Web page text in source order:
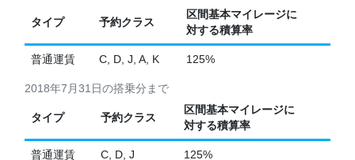
タイプ 予約クラス
区間基本マイレージに
対する積算率
普通運賃 C, D, J, A, K 125%
2018年7月31日の搭乗分まで
タイプ 予約クラス
区間基本マイレージに
対する積算率
普通運賃 C, D, J 125%